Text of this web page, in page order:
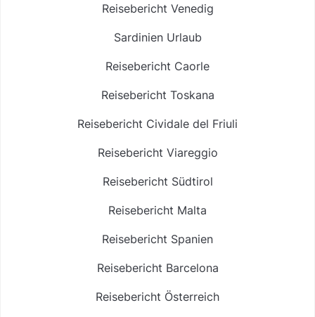
Reisebericht Venedig
Sardinien Urlaub
Reisebericht Caorle
Reisebericht Toskana
Reisebericht Cividale del Friuli
Reisebericht Viareggio
Reisebericht Südtirol
Reisebericht Malta
Reisebericht Spanien
Reisebericht Barcelona
Reisebericht Österreich